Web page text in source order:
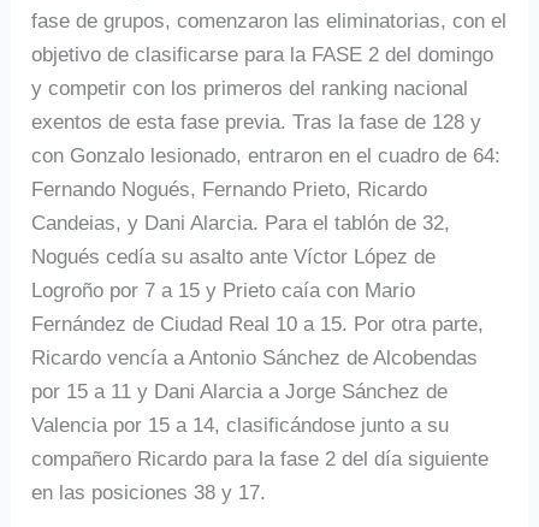
fase de grupos, comenzaron las eliminatorias, con el
objetivo de clasificarse para la FASE 2 del domingo
y competir con los primeros del ranking nacional
exentos de esta fase previa. Tras la fase de 128 y
con Gonzalo lesionado, entraron en el cuadro de 64:
Fernando Nogués, Fernando Prieto, Ricardo
Candeias, y Dani Alarcia. Para el tablón de 32,
Nogués cedía su asalto ante Víctor López de
Logroño por 7 a 15 y Prieto caía con Mario
Fernández de Ciudad Real 10 a 15. Por otra parte,
Ricardo vencía a Antonio Sánchez de Alcobendas
por 15 a 11 y Dani Alarcia a Jorge Sánchez de
Valencia por 15 a 14, clasificándose junto a su
compañero Ricardo para la fase 2 del día siguiente
en las posiciones 38 y 17.